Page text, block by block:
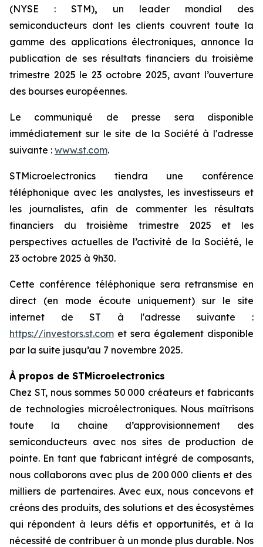
(NYSE : STM), un leader mondial des
semiconducteurs dont les clients couvrent toute la
gamme des applications électroniques, annonce la
publication de ses résultats financiers du troisième
trimestre 2025 le 23 octobre 2025, avant l’ouverture
des bourses européennes.
Le communiqué de presse sera disponible
immédiatement sur le site de la Société à l'adresse
suivante : www.st.com.
STMicroelectronics tiendra une conférence
téléphonique avec les analystes, les investisseurs et
les journalistes, afin de commenter les résultats
financiers du troisième trimestre 2025 et les
perspectives actuelles de l’activité de la Société, le
23 octobre 2025 à 9h30.
Cette conférence téléphonique sera retransmise en
direct (en mode écoute uniquement) sur le site
internet de ST à l'adresse suivante :
https://investors.st.com et sera également disponible
par la suite jusqu’au 7 novembre 2025.
À propos de STMicroelectronics
Chez ST, nous sommes 50 000 créateurs et fabricants
de technologies microélectroniques. Nous maîtrisons
toute la chaine d’approvisionnement des
semiconducteurs avec nos sites de production de
pointe. En tant que fabricant intégré de composants,
nous collaborons avec plus de 200 000 clients et des
milliers de partenaires. Avec eux, nous concevons et
créons des produits, des solutions et des écosystèmes
qui répondent à leurs défis et opportunités, et à la
nécessité de contribuer à un monde plus durable. Nos